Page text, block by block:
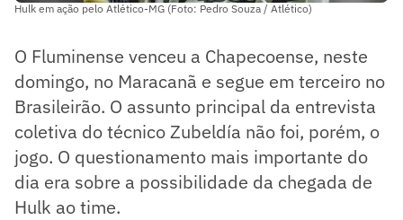
Hulk em ação pelo Atlético-MG (Foto: Pedro Souza / Atlético)
O Fluminense venceu a Chapecoense, neste
domingo, no Maracanã e segue em terceiro no
Brasileirão. O assunto principal da entrevista
coletiva do técnico Zubeldía não foi, porém, o
jogo. O questionamento mais importante do
dia era sobre a possibilidade da chegada de
Hulk ao time.